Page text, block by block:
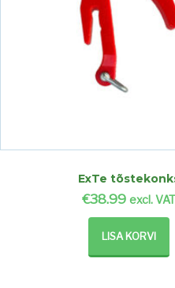
ExTe
€38.99 excl. VAT
LISA KORVI